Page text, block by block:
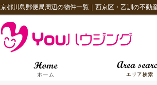
京都川島郵便局周辺の物件一覧｜西京区・乙訓の不動